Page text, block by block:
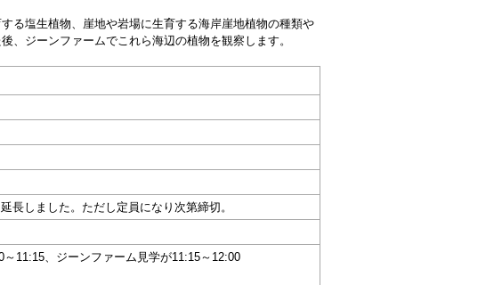
る塩生植物、崖地や岩場に生育する海岸崖地植物の種類や
、ジーンファームでこれら海辺の植物を観察します。
しました。ただし定員になり次第締切。
11:15、ジーンファーム見学が11:15～12:00